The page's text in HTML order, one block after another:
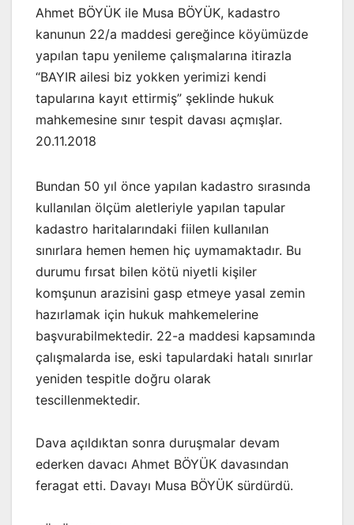
Ahmet BÖYÜK ile Musa BÖYÜK, kadastro
kanunun 22/a maddesi gereğince köyümüzde
yapılan tapu yenileme çalışmalarına itirazla
“BAYIR ailesi biz yokken yerimizi kendi
tapularına kayıt ettirmiş” şeklinde hukuk
mahkemesine sınır tespit davası açmışlar.
20.11.2018
Bundan 50 yıl önce yapılan kadastro sırasında
kullanılan ölçüm aletleriyle yapılan tapular
kadastro haritalarındaki fiilen kullanılan
sınırlara hemen hemen hiç uymamaktadır. Bu
durumu fırsat bilen kötü niyetli kişiler
komşunun arazisini gasp etmeye yasal zemin
hazırlamak için hukuk mahkemelerine
başvurabilmektedir. 22-a maddesi kapsamında
çalışmalarda ise, eski tapulardaki hatalı sınırlar
yeniden tespitle doğru olarak
tescillenmektedir.
Dava açıldıktan sonra duruşmalar devam
ederken davacı Ahmet BÖYÜK davasından
feragat etti. Davayı Musa BÖYÜK sürdürdü.